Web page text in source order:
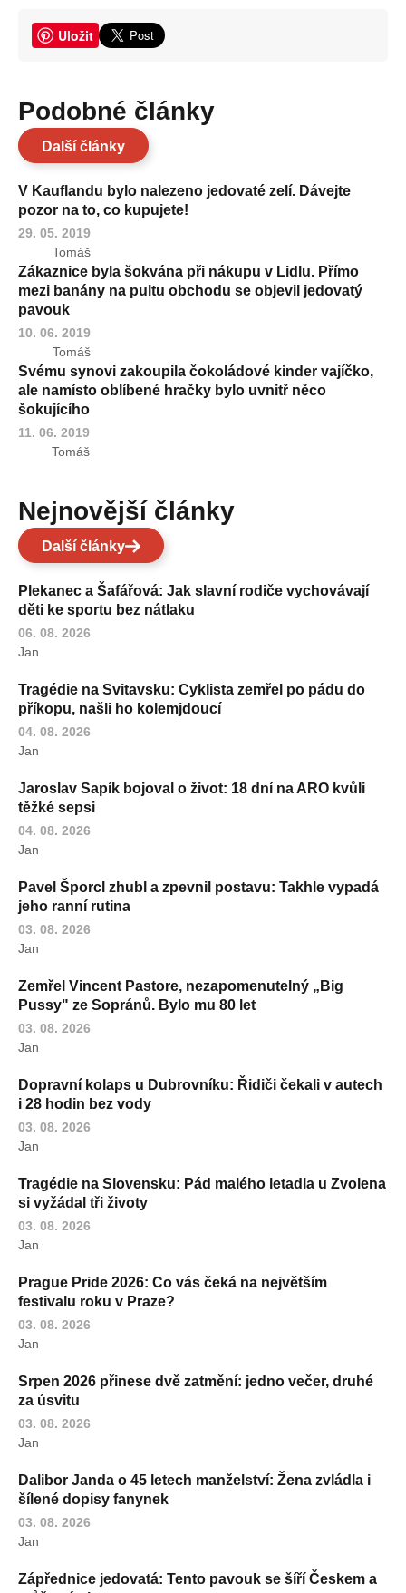
Uložit
Podobné články
Další články
V Kauflandu bylo nalezeno jedovaté zelí. Dávejte
pozor na to, co kupujete!
29. 05. 2019
Tomáš
Zákaznice byla šokvána při nákupu v Lidlu. Přímo
mezi banány na pultu obchodu se objevil jedovatý
pavouk
10. 06. 2019
Tomáš
Svému synovi zakoupila čokoládové kinder vajíčko,
ale namísto oblíbené hračky bylo uvnitř něco
šokujícího
11. 06. 2019
Tomáš
Nejnovější články
Další články
Plekanec a Šafářová: Jak slavní rodiče vychovávají
děti ke sportu bez nátlaku
06. 08. 2026
Jan
Tragédie na Svitavsku: Cyklista zemřel po pádu do
příkopu, našli ho kolemjdoucí
04. 08. 2026
Jan
Jaroslav Sapík bojoval o život: 18 dní na ARO kvůli
těžké sepsi
04. 08. 2026
Jan
Pavel Šporcl zhubl a zpevnil postavu: Takhle vypadá
jeho ranní rutina
03. 08. 2026
Jan
Zemřel Vincent Pastore, nezapomenutelný „Big
Pussy" ze Sopránů. Bylo mu 80 let
03. 08. 2026
Jan
Dopravní kolaps u Dubrovníku: Řidiči čekali v autech
i 28 hodin bez vody
03. 08. 2026
Jan
Tragédie na Slovensku: Pád malého letadla u Zvolena
si vyžádal tři životy
03. 08. 2026
Jan
Prague Pride 2026: Co vás čeká na největším
festivalu roku v Praze?
03. 08. 2026
Jan
Srpen 2026 přinese dvě zatmění: jedno večer, druhé
za úsvitu
03. 08. 2026
Jan
Dalibor Janda o 45 letech manželství: Žena zvládla i
šílené dopisy fanynek
03. 08. 2026
Jan
Zápřednice jedovatá: Tento pavouk se šíří Českem a